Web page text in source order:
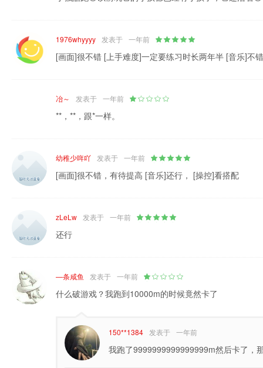
1976whyyyy 发表于 一年前
[画面]很不错 [上手难度]一定要练习时长两年半 [音乐]不错
冶～ 发表于 一年前
**，**，跟*一样。
幼稚少哖吖 发表于 一年前
[画面]很不错，有待提高 [音乐]还行， [操控]看搭配
zLeLw 发表于 一年前
还行
—条咸鱼 发表于 一年前
什么破游戏？我跑到10000m的时候竟然卡了
150**1384 发表于 一年前
我跑了9999999999999999m然后卡了，